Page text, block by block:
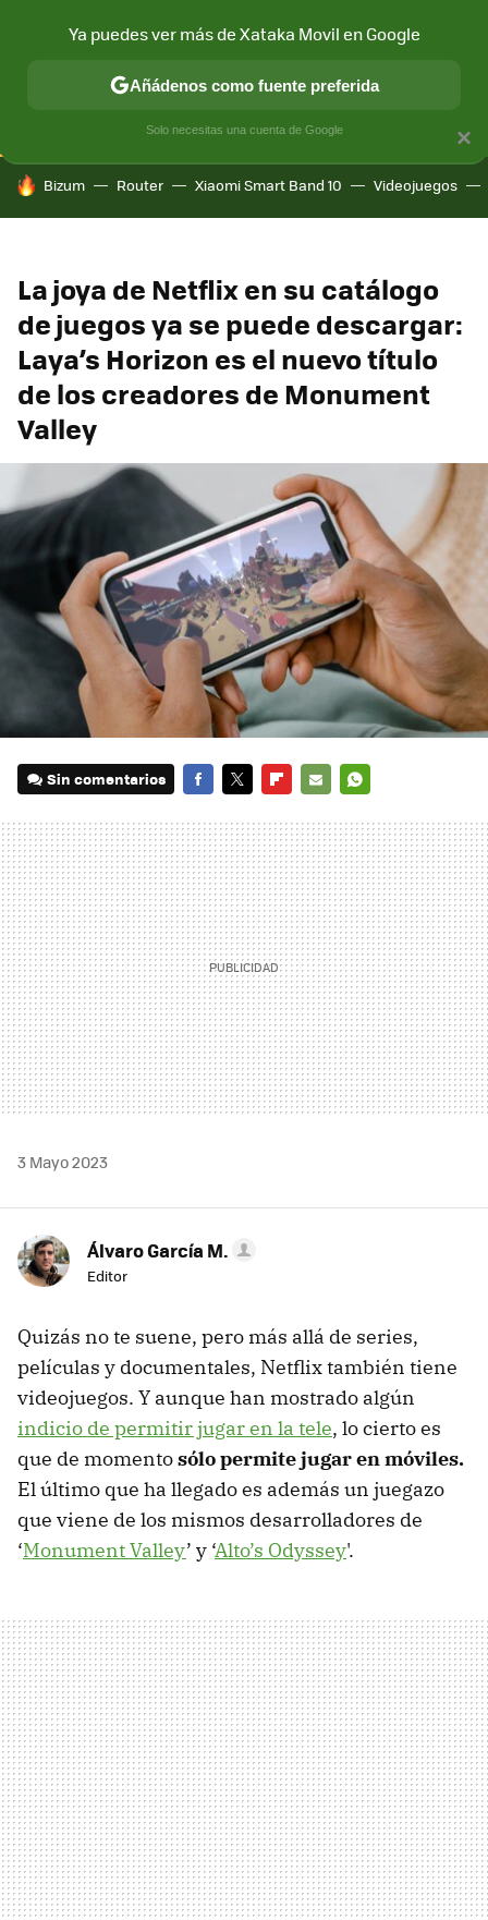
CONECTIVIDAD MÓVIL Y SOCIEDAD APLICACIONES
HOY SE HABLA DE
Bizum Router Xiaomi Smart Band 10 Videojuegos
La joya de Netflix en su catálogo
de juegos ya se puede descargar:
Laya’s Horizon es el nuevo título
de los creadores de Monument
Valley
Sin comentarios
MAIL
3 Mayo 2023
Álvaro García M.
Editor
Quizás no te suene, pero más allá de series,
películas y documentales, Netflix también tiene
videojuegos. Y aunque han mostrado algún
indicio de permitir jugar en la tele, lo cierto es
que de momentosólo permite jugar en móviles.
El último que ha llegado es además un juegazo
que viene de los mismos desarrolladores de
‘Monument Valley’ y ‘Alto’s Odyssey'.
×
Ya puedes ver más de Xataka Movil en Google
Añádenos como fuente preferida
Solo necesitas una cuenta de Google